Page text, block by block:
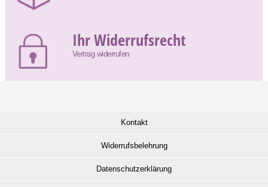
Ihr Widerrufsrecht
Vertrag widerrufen
Kontakt
Widerrufsbelehrung
Datenschutzerklärung